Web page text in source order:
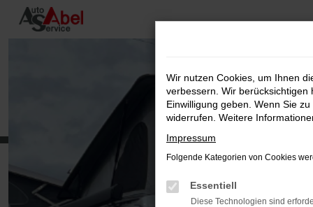
Zum
Hauptinhalt
Wir nutzen Cookies, um Ihnen
verbessern. Wir
Einwilligung geben. Wenn Sie
widerrufen. Weitere
Impressum
Folgende Kategorien von Cookies
Essentiell
Diese Technologien sind